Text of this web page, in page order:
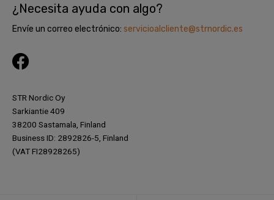
¿Necesita ayuda con algo?
Envíe un correo electrónico: servicioalcliente@strnordic.es
F
c
e
b
o
STR Nordic Oy
Sarkiantie 409
38200 Sastamala, Finland
Business ID: 2892826-5, Finland
(VAT FI28928265)